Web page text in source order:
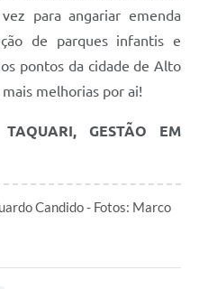
para angariar emenda
de parques infantis e
pontos da cidade de Alto
melhorias por ai!
GESTÃO EM
Candido - Fotos: Marco